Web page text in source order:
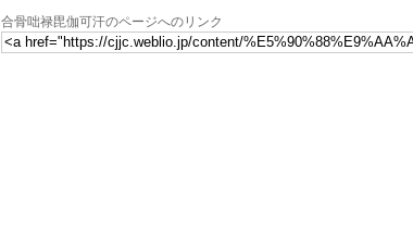
合骨咄禄毘伽可汗のページへのリンク